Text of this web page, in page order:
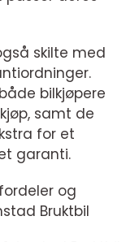
skilte med
bilkjøpere
samt de
for et
garanti.
og
Bruktbil